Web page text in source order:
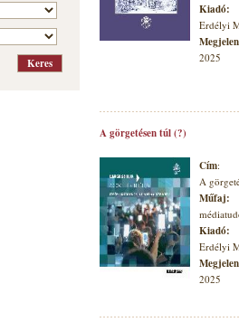
Kiadó:
Erdélyi
2025
A görgetésen túl (?)
Cím:
A
Műfaj:
Kiadó:
Erdélyi
2025